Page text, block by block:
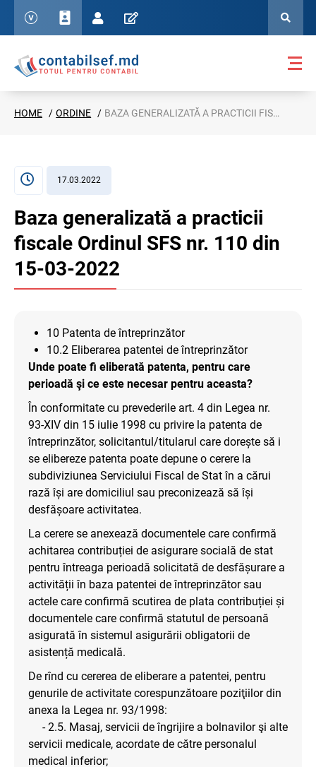
HOME ORDINE BAZA GENERALIZATĂ A PRACTICII FISCALE ORDINUL SFS NR. 110 DIN 15-03-2022
17.03.2022
Baza generalizată a practicii
fiscale Ordinul SFS nr. 110 din
15-03-2022
10 Patenta de întreprinzător
10.2 Eliberarea patentei de întreprinzător
Unde poate fi eliberată patenta, pentru care
perioadă şi ce este necesar pentru aceasta?
În conformitate cu prevederile art. 4 din Legea nr.
93-XIV din 15 iulie 1998 cu privire la patenta de
întreprinzător, solicitantul/titularul care dorește să i
se elibereze patenta poate depune o cerere la
subdiviziunea Serviciului Fiscal de Stat în a cărui
rază își are domiciliul sau preconizează să își
desfășoare activitatea.
La cerere se anexează documentele care confirmă
achitarea contribuției de asigurare socială de stat
pentru întreaga perioadă solicitată de desfășurare a
activității în baza patentei de întreprinzător sau
actele care confirmă scutirea de plata contribuției și
documentele care confirmă statutul de persoană
asigurată în sistemul asigurării obligatorii de
asistență medicală.
De rînd cu cererea de eliberare a patentei, pentru
genurile de activitate corespunzătoare poziţiilor din
anexa la Legea nr. 93/1998:
- 2.5. Masaj, servicii de îngrijire a bolnavilor şi alte
servicii medicale, acordate de către personalul
medical inferior;